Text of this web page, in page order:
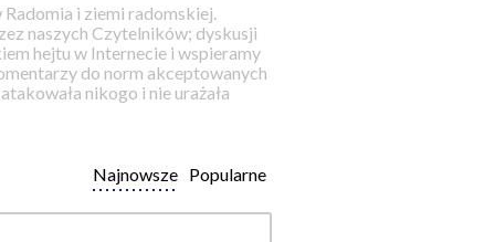
i ziemi radomskiej.
naszych Czytelników; dyskusji
hejtu w Internecie i wspieramy
do norm akceptowanych
nikogo i nie urażała
Popularne
Najnowsze